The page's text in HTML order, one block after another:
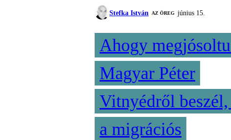
Stefka István AZ ÖREG június 15.
Ahogy
Magyar Péter
Vitnyédről beszél,
a migrációs